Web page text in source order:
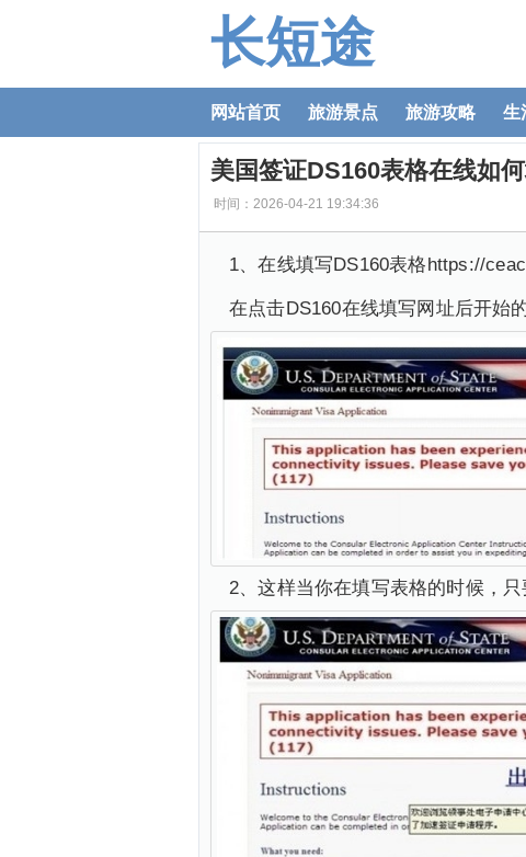
长短途
网站首页 旅游景点 旅游攻略 生
美国签证DS160表格在线如
时间：2026-04-21 19:34:36
1、在线填写DS160表格https://
在点击DS160在线填写网址后开始
2、这样当你在填写表格的时候，